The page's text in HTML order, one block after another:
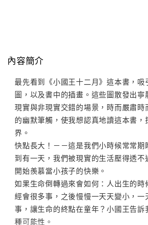
內容簡介
最先看到《小國王十二月》這本書，吸
圖，以及書中的插畫。這些圖散發出寧
現實與非現實交錯的場景，時而嚴肅時
的幽默筆觸，使我想認真地讀這本書，
界。
快點長大！－－這是我們小時候常常期
到有一天，我們被現實的生活壓得透不
開始羨慕當小孩子的快樂。
如果生命倒轉過來會如何：人出生的時
經會很多事，之後慢慢一天天變小，一
事，讓生命的終點在童年？小國王告訴
種可能性。